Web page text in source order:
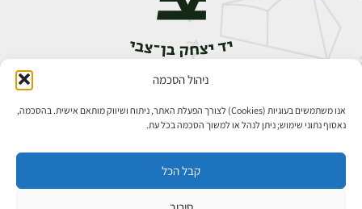
ניהול הסכמה
אנו משתמשים בעוגיות (Cookies) לצורך הפעלת האתר, ניתוח ושיווק מותאם אישית. בהסכמה,
נאסוף נתוני שימוש; ניתן לנהל או למשוך הסכמה בכל עת.
קבל הכל
אבן גבירול 14, רחביה, ירושלים